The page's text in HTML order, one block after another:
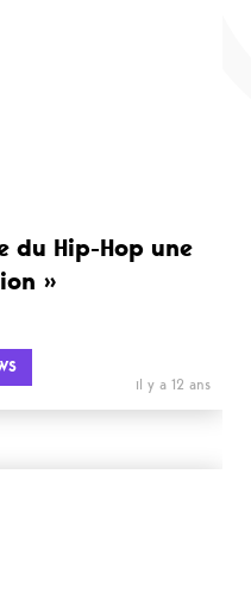
du Hip-Hop une
»
il y a 12 ans